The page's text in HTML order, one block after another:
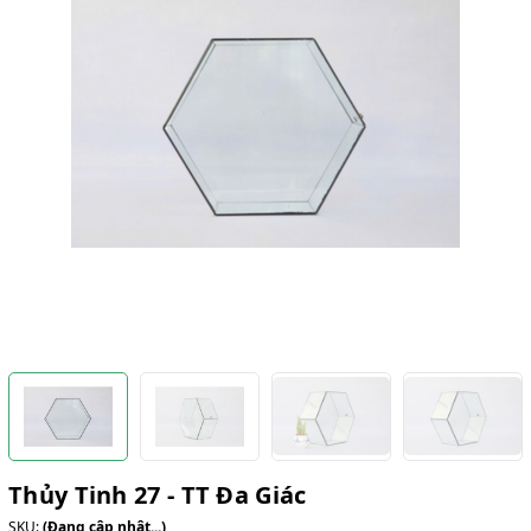
Thủy Tinh 27 - TT Đa Giác
SKU:(Đang cập nhật...)